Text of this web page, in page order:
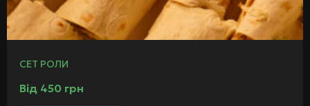
СЕТ РОЛИ
Від 450 грн